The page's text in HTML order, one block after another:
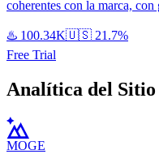
coherentes con la marca,
♨️ 100.34K🇺🇸 21.7%
Free Trial
Analítica del Sitio
MOGE